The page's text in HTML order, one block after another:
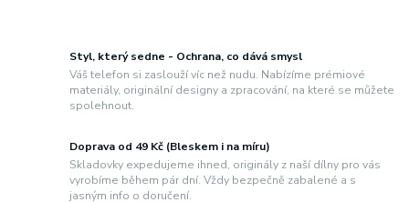
Styl, který sedne - Ochrana, co dává smysl
Váš telefon si zaslouží víc než nudu. Nabízíme prémiové
materiály, originální designy a zpracování, na které se můžete
spolehnout.
Doprava od 49 Kč (Bleskem i na míru)
Skladovky expedujeme ihned, originály z naší dílny pro vás
vyrobíme během pár dní. Vždy bezpečně zabalené a s
jasným info o doručení.